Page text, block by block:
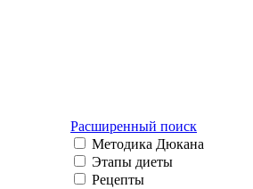
Расширенный поиск
Методика Дюкана
Этапы диеты
Рецепты